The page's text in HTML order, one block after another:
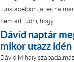
turistacélpontja, és ha
nem árt tudni, hogy...
Dávid naptár
mikor utazz idén
Dávid Mihály